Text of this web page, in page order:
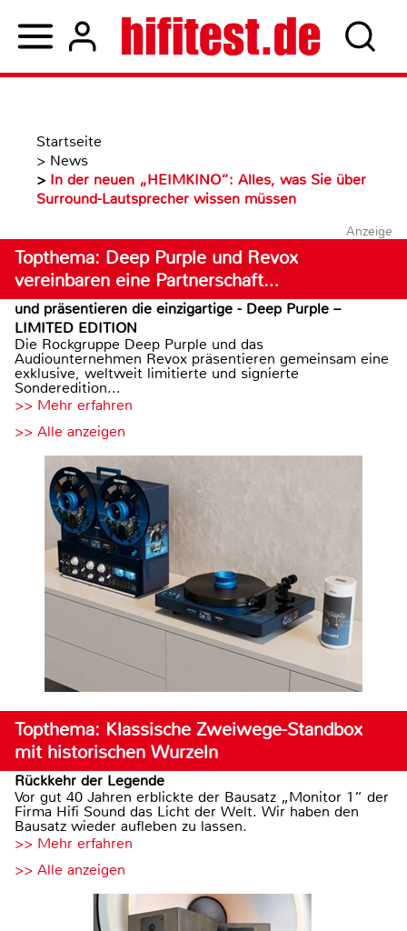
Startseite
> News
> In der neuen „HEIMKINO“: Alles, was Sie über
Surround-Lautsprecher wissen müssen
Anzeige
Topthema: Deep Purple und Revox
vereinbaren eine Partnerschaft…
und präsentieren die einzigartige - Deep Purple –
LIMITED EDITION
Die Rockgruppe Deep Purple und das
Audiounternehmen Revox präsentieren gemeinsam eine
exklusive, weltweit limitierte und signierte
Sonderedition...
>> Mehr erfahren
>> Alle anzeigen
Topthema: Klassische Zweiwege-Standbox
mit historischen Wurzeln
Rückkehr der Legende
Vor gut 40 Jahren erblickte der Bausatz „Monitor 1“ der
Firma Hifi Sound das Licht der Welt. Wir haben den
Bausatz wieder aufleben zu lassen.
>> Mehr erfahren
>> Alle anzeigen